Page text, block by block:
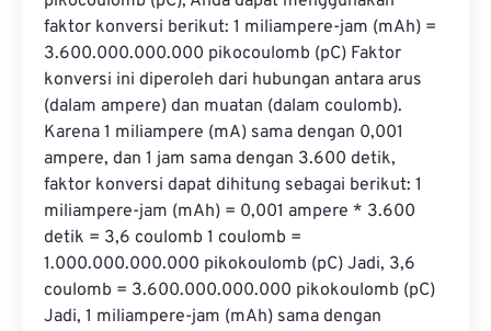
faktor konversi berikut: 1 miliampere-jam (mAh) =
3.600.000.000.000 pikocoulomb (pC) Faktor
konversi ini diperoleh dari hubungan antara arus
(dalam ampere) dan muatan (dalam coulomb).
Karena 1 miliampere (mA) sama dengan 0,001
ampere, dan 1 jam sama dengan 3.600 detik,
faktor konversi dapat dihitung sebagai berikut: 1
miliampere-jam (mAh) = 0,001 ampere * 3.600
detik = 3,6 coulomb 1 coulomb =
1.000.000.000.000 pikokoulomb (pC) Jadi, 3,6
coulomb = 3.600.000.000.000 pikokoulomb (pC)
Jadi, 1 miliampere-jam (mAh) sama dengan